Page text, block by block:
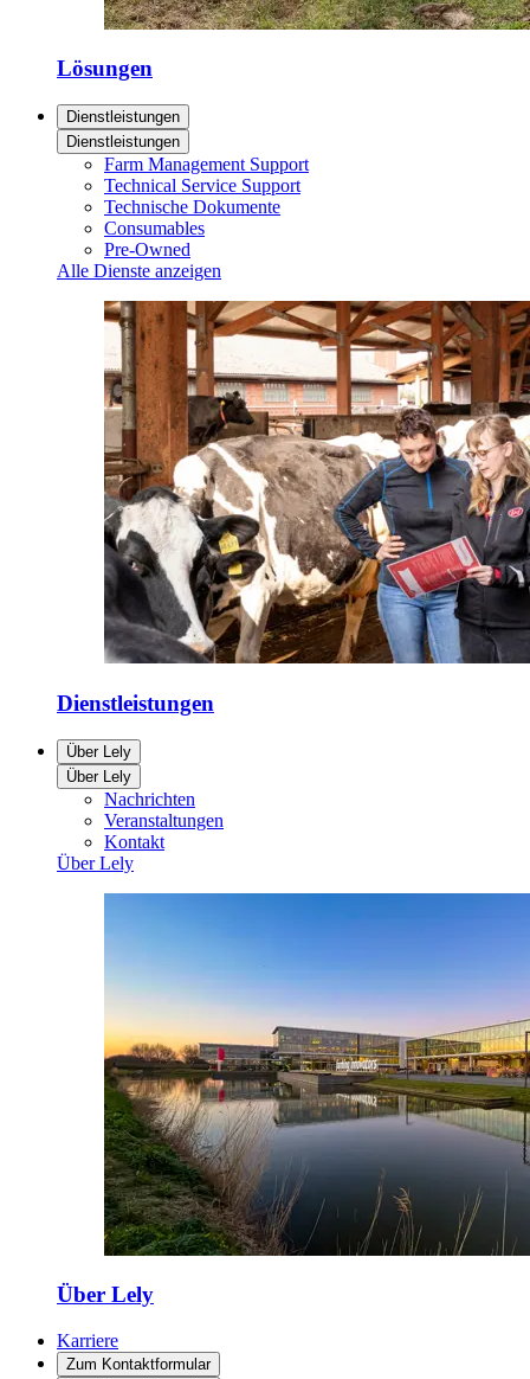
Lösungen
Dienstleistungen
Dienstleistungen
Farm Management Support
Technical Service Support
Technische Dokumente
Consumables
Pre-Owned
Alle Dienste anzeigen
Dienstleistungen
Über Lely
Über Lely
Nachrichten
Veranstaltungen
Kontakt
Über Lely
Über Lely
Karriere
Zum Kontaktformular